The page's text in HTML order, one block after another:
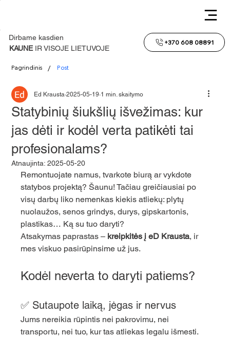
KAUNEIR VISOJE LIETUVOJE
Dirbame kasdien
+370 608 08891
Statybinių šiukšlių išvežimas: kur
jas dėti ir kodėl verta patikėti tai
profesionalams?
Ed Krausta 2025-05-19 1 min. skaitymo
Atnaujinta:2025-05-20
Remontuojate namus, tvarkote biurą ar vykdote
statybos projektą? Šaunu! Tačiau greičiausiai po
visų darbų liko nemenkas kiekis atliekų: plytų
nuolaužos, senos grindys, durys, gipskartonis,
plastikas… Ką su tuo daryti?
Atsakymas paprastas – kreipkitės į eD Krausta, ir
mes viskuo pasirūpinsime už jus.
Kodėl neverta to daryti patiems?
✅ Sutaupote laiką, jėgas ir nervus
Jums nereikia rūpintis nei pakrovimu, nei
transportu, nei tuo, kur tas atliekas legalu išmesti.
Pagrindinis / Post